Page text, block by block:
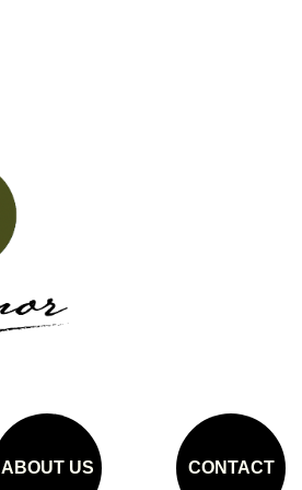
ABOUT US CONTACT